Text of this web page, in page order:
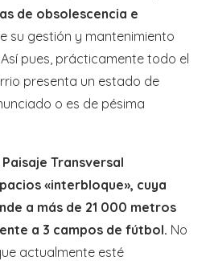
de obsolescencia e
su gestión y mantenimiento
pues, prácticamente todo el
presenta un estado de
o es de pésima
Paisaje Transversal
«interbloque», cuya
a más de 21 000 metros
a 3 campos de fútbol. No
actualmente esté